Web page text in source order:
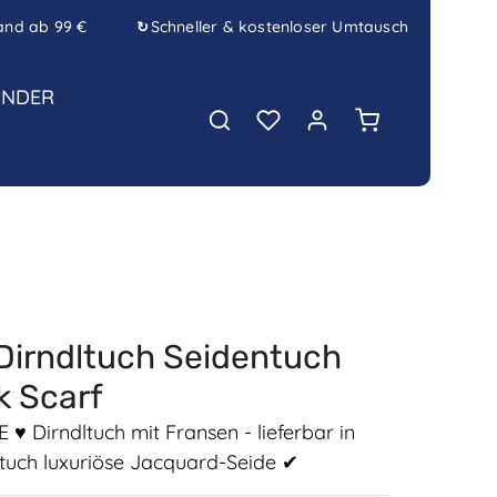
ab 99 € ↻Schneller & kostenloser Umtausch
Warenkorb
Seidentuch
Scarf
♥ Dirndltuch mit Fransen - lieferbar in
luxuriöse Jacquard-Seide ✔